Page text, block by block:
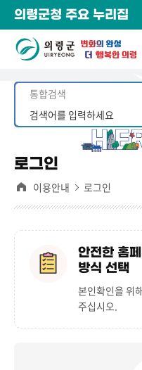
의령군청 주요 누리집
로그인
이용안내 로그인
안전한 홈
방식 선택
본인확인을 위
주십시오.